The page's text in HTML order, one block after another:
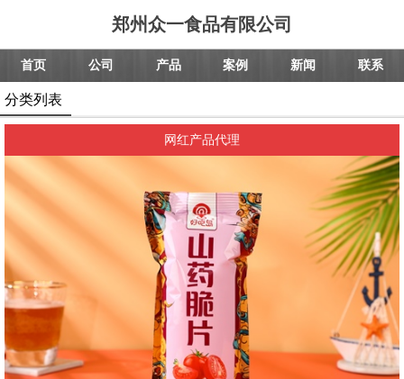
郑州众一食品有限公司
首页 公司 产品 案例 新闻 联系
分类列表
网红产品代理